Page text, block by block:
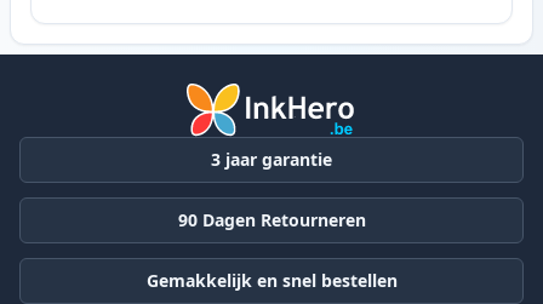
3 jaar garantie
90 Dagen Retourneren
Gemakkelijk en snel bestellen